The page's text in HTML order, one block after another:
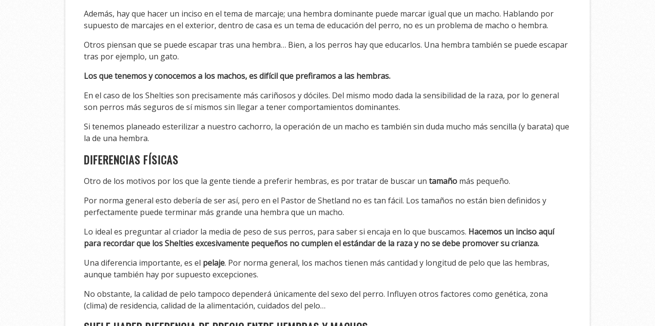
Además, hay que hacer un inciso en el tema de marcaje; una hembra dominante puede marcar igual que un macho. Hablando por
supuesto de marcajes en el exterior, dentro de casa es un tema de educación del perro, no es un problema de macho o hembra.
Otros piensan que se puede escapar tras una hembra… Bien, a los perros hay que educarlos. Una hembra también se puede escapar
tras por ejemplo, un gato.
Los que tenemos y conocemos a los machos, es difícil que prefiramos a las hembras.
En el caso de los Shelties son precisamente más cariñosos y dóciles. Del mismo modo dada la sensibilidad de la raza, por lo general
son perros más seguros de sí mismos sin llegar a tener comportamientos dominantes.
Si tenemos planeado esterilizar a nuestro cachorro, la operación de un macho es también sin duda mucho más sencilla (y barata) que
la de una hembra.
DIFERENCIAS FÍSICAS
Otro de los motivos por los que la gente tiende a preferir hembras, es por tratar de buscar untamaño más pequeño.
Por norma general esto debería de ser así, pero en el Pastor de Shetland no es tan fácil. Los tamaños no están bien definidos y
perfectamente puede terminar más grande una hembra que un macho.
Lo ideal es preguntar al criador la media de peso de sus perros, para saber si encaja en lo que buscamos. Hacemos un inciso aquí
para recordar que los Shelties excesivamente pequeños no cumplen el estándar de la raza y no se debe promover su crianza.
Una diferencia importante, es el pelaje. Por norma general, los machos tienen más cantidad y longitud de pelo que las hembras,
aunque también hay por supuesto excepciones.
No obstante, la calidad de pelo tampoco dependerá únicamente del sexo del perro. Influyen otros factores como genética, zona
(clima) de residencia, calidad de la alimentación, cuidados del pelo…